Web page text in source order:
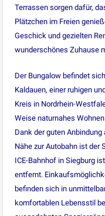
Terrassen sorgen dafür,
Plätzchen im Freien
Geschick und gezielten
wunderschönes Zuhause
Der Bungalow befindet
Kaldauen, einer ruhigen
Kreis in Nordrhein-
Weise naturnahes
Dank der guten
Nähe zur Autobahn ist der
ICE-Bahnhof in Siegburg
entfernt.
befinden sich in
komfortablen Lebensstil